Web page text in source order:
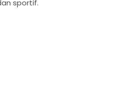
sportif.